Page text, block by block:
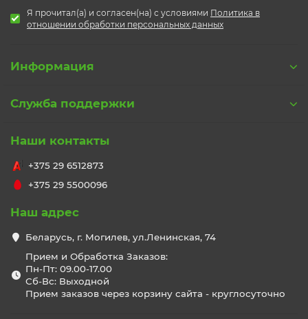
Я прочитал(а) и согласен(на) с условиями Политика в
отношении обработки персональных данных
Информация
Служба поддержки
Наши контакты
+375 29 6512873
+375 29 5500096
Наш адрес
Беларусь, г. Могилев, ул.Ленинская, 74
Прием и Обработка Заказов:
Пн-Пт: 09.00-17.00
Сб-Вс: Выходной
Прием заказов через корзину сайта - круглосуточно